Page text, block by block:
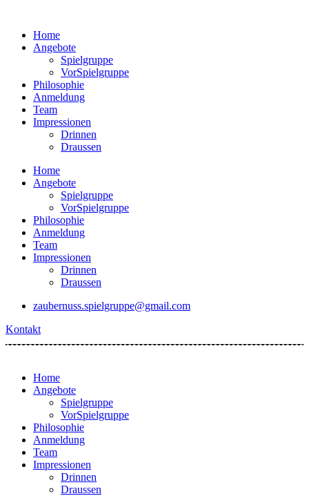
Home
Angebote
Spielgruppe
VorSpielgruppe
Philosophie
Anmeldung
Team
Impressionen
Drinnen
Draussen
Home
Angebote
Spielgruppe
VorSpielgruppe
Philosophie
Anmeldung
Team
Impressionen
Drinnen
Draussen
zaubernuss.spielgruppe@gmail.com
Kontakt
Home
Angebote
Spielgruppe
VorSpielgruppe
Philosophie
Anmeldung
Team
Impressionen
Drinnen
Draussen